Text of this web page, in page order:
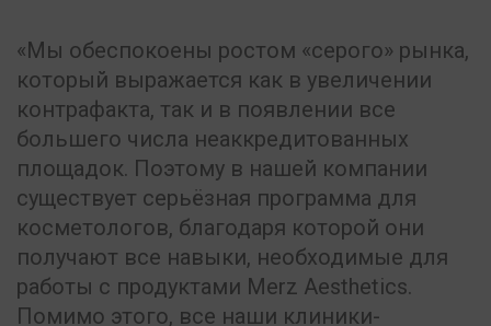
Мы обеспокоены ростом «серого» рынка,
который выражается как в увеличении
контрафакта, так и в появлении все
большего числа неаккредитованных
площадок. Поэтому в нашей компании
существует серьёзная программа для
косметологов, благодаря которой они
получают все навыки, необходимые для
работы с продуктами Merz Aesthetics.
Помимо этого, все наши клиники-